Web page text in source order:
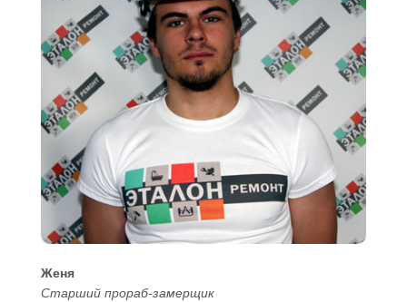
Женя
Старший прораб-замерщик